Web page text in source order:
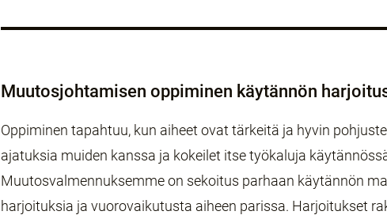
Muutosjohtamisen oppiminen käytännön
Oppiminen tapahtuu, kun aiheet ovat tärkeitä ja hyvin
ajatuksia muiden kanssa ja kokeilet itse työkaluja
Muutosvalmennuksemme on sekoitus parhaan käytännön
harjoituksia ja vuorovaikutusta aiheen parissa. Harjoitukset